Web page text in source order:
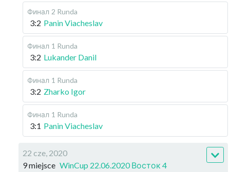
Финал 2 Runda
3:2 Panin Viacheslav
Финал 1 Runda
3:2 Lukander Danil
Финал 1 Runda
3:2 Zharko Igor
Финал 1 Runda
3:1 Panin Viacheslav
22 cze, 2020
9 miejsce WinCup 22.06.2020 Восток 4